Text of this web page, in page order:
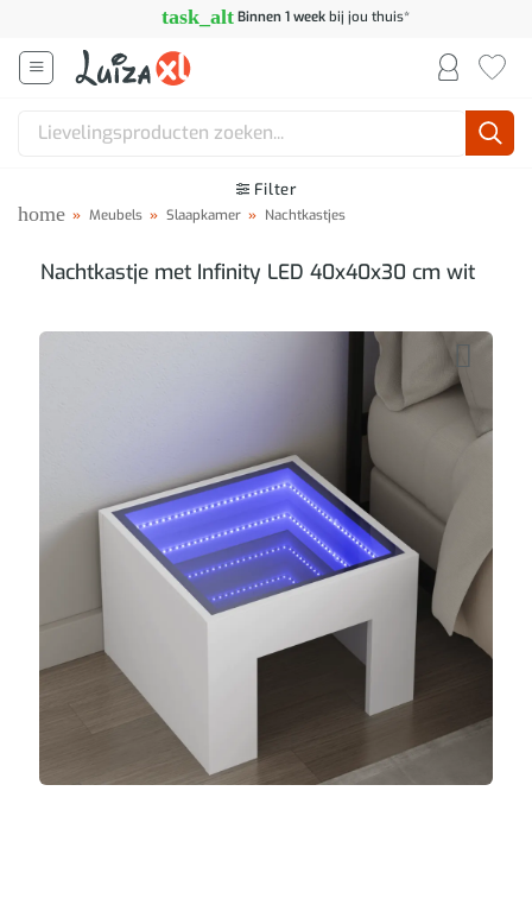
inhoud
task_alt Binnen 1 weekbij jou thuis*
Zoeken
Filter
home » Meubels » Slaapkamer » Nachtkastjes
Nachtkastje met Infinity LED 40x40x30 cm wit